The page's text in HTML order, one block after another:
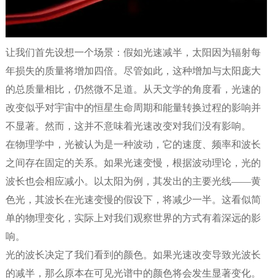
让我们首先设想一个场景：假如光速减半，太阳因为辐射每
年损失的质量将增加四倍。尽管如此，这种增加与太阳庞大
的总质量相比，仍然微不足道。从天文学的角度看，光速的
改变似乎对宇宙中的恒星生命周期和能量转换过程的影响并
不显著。然而，这并不意味着光速改变对我们没有影响。
在物理学中，光被认为是一种波动，它的速度、频率和波长
之间存在固定的关系。如果光速变慢，根据波动理论，光的
波长也会相应减小。以太阳为例，其发出的主要光线——黄
色光，其波长在光速变慢的假设下，将减少一半。这看似简
单的物理变化，实际上对我们观察世界的方式有着深远的影
响。
光的波长决定了我们看到的颜色。如果光速改变导致光波长
的减半，那么原本在可见光谱中的颜色将会发生显著变化。